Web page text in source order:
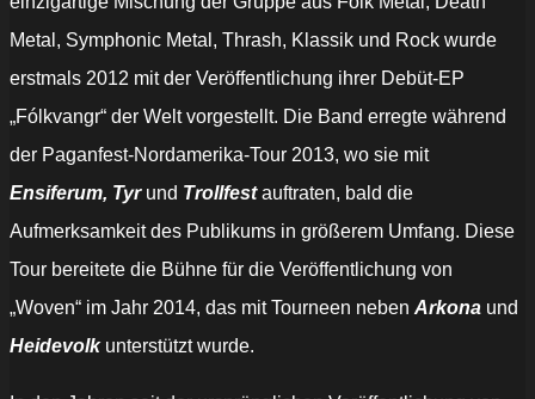
Metal, Symphonic Metal, Thrash, Klassik und Rock wurde
erstmals 2012 mit der Veröffentlichung ihrer Debüt-EP
„Fólkvangr“ der Welt vorgestellt. Die Band erregte während
der Paganfest-Nordamerika-Tour 2013, wo sie mit
Ensiferum, Tyrund Trollfest auftraten, bald die
Aufmerksamkeit des Publikums in größerem Umfang. Diese
Tour bereitete die Bühne für die Veröffentlichung von
„Woven“ im Jahr 2014, das mit Tourneen neben Arkona und
Heidevolkunterstützt wurde.